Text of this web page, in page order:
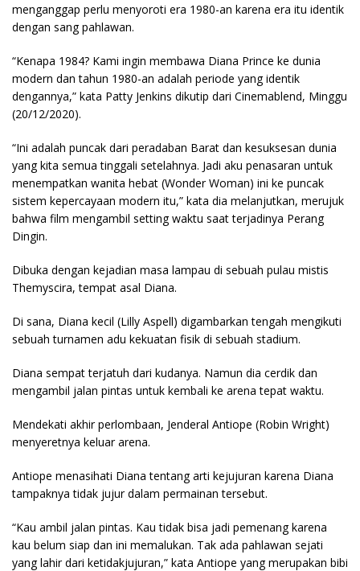
menganggap perlu menyoroti era 1980-an karena era itu identik
dengan sang pahlawan.
“Kenapa 1984? Kami ingin membawa Diana Prince ke dunia
modern dan tahun 1980-an adalah periode yang identik
dengannya,” kata Patty Jenkins dikutip dari Cinemablend, Minggu
(20/12/2020).
“Ini adalah puncak dari peradaban Barat dan kesuksesan dunia
yang kita semua tinggali setelahnya. Jadi aku penasaran untuk
menempatkan wanita hebat (Wonder Woman) ini ke puncak
sistem kepercayaan modern itu,” kata dia melanjutkan, merujuk
bahwa film mengambil setting waktu saat terjadinya Perang
Dingin.
Dibuka dengan kejadian masa lampau di sebuah pulau mistis
Themyscira, tempat asal Diana.
Di sana, Diana kecil (Lilly Aspell) digambarkan tengah mengikuti
sebuah turnamen adu kekuatan fisik di sebuah stadium.
Diana sempat terjatuh dari kudanya. Namun dia cerdik dan
mengambil jalan pintas untuk kembali ke arena tepat waktu.
Mendekati akhir perlombaan, Jenderal Antiope (Robin Wright)
menyeretnya keluar arena.
Antiope menasihati Diana tentang arti kejujuran karena Diana
tampaknya tidak jujur dalam permainan tersebut.
“Kau ambil jalan pintas. Kau tidak bisa jadi pemenang karena
kau belum siap dan ini memalukan. Tak ada pahlawan sejati
yang lahir dari ketidakjujuran,” kata Antiope yang merupakan bibi